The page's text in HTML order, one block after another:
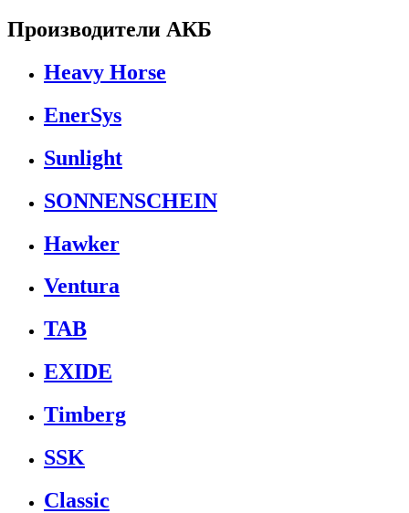
Производители АКБ
Heavy Horse
EnerSys
Sunlight
SONNENSCHEIN
Hawker
Ventura
TAB
EXIDE
Timberg
SSK
Classic